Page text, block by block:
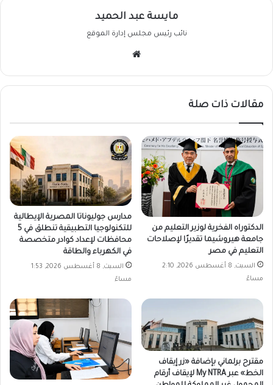
مايسة عبد الحميد
نائب رئيس مجلس إدارة الموقع
مقالات ذات صلة
الدكتوراه الفخرية لوزير التعليم من
جامعة هيروشيما تقديرًا لإصلاحات
التعليم في مصر
السبت, 8 أغسطس 2026, 2:10
مساءً
مدارس جوليوناتا المصرية الإيطالية
للتكنولوجيا التطبيقية تنطلق في 5
محافظات لإعداد كوادر متخصصة
في الكهرباء والطاقة
السبت, 8 أغسطس 2026, 1:53
مساءً
مقترح برلماني بإضافة «زر إيقاف
الخط» عبر My NTRA لإيقاف أرقام